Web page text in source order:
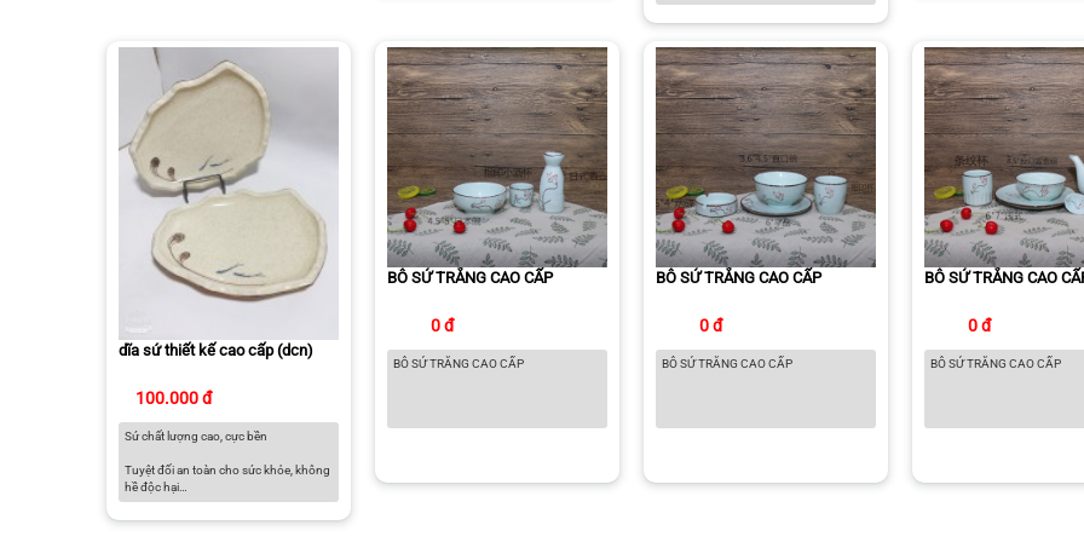
dĩa sứ thiết kế cao cấp (dcn)
100.000 đ
Sứ chất lượng cao, cực bền
Tuyệt đối an toàn cho sức khỏe, không
hề độc hại
Có thể sử dụng trong lò vi sóng, lò
BÔ SỨ TRẮNG CAO CẤP
0 đ
BÔ SỨ TRẮNG CAO CẤP
BÔ SỨ TRẮNG CAO CẤP
0 đ
BÔ SỨ TRẮNG CAO CẤP
BÔ SỨ TRẮNG CAO
0 đ
BÔ SỨ TRẮNG CAO CẤP